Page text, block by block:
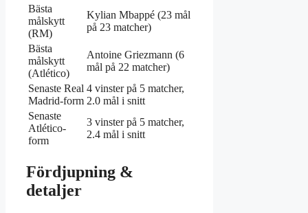
Bästa
målskytt
(RM)
Kylian Mbappé (23 mål
på 23 matcher)
Bästa
målskytt
(Atlético)
Antoine Griezmann (6
mål på 22 matcher)
Senaste Real
Madrid-form
4 vinster på 5 matcher,
2.0 mål i snitt
Senaste
Atlético-
form
3 vinster på 5 matcher,
2.4 mål i snitt
Fördjupning &
detaljer